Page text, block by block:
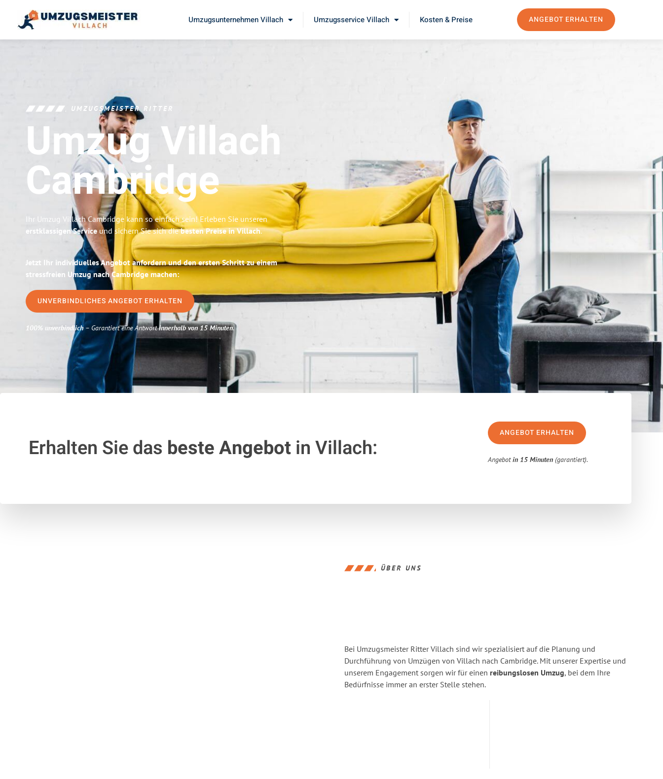
Umzugsunternehmen Villach Umzugsservice Villach Kosten & Preise ANGEBOT ERHALTEN
UMZUGSMEISTER RITTER
Umzug Villach
Cambridge
Ihr Umzug Villach Cambridge kann so einfach sein! Erleben Sie unseren
erstklassigen Service und sichern Sie sich diebesten Preise in Villach.
Jetzt Ihr individuelles Angebot anfordern und den ersten Schritt zu einem
stressfreien Umzug nach Cambridge machen:
UNVERBINDLICHES ANGEBOT ERHALTEN
100% unverbindlich– Garantiert eine Antwortinnerhalb von 15 Minuten.
Erhalten Sie das beste Angebotin Villach:
ANGEBOT ERHALTEN
Angebotin 15 Minuten (garantiert).
ÜBER UNS
Bei Umzugsmeister Ritter Villach sind wir spezialisiert auf die Planung und
Durchführung von Umzügen von Villach nach Cambridge. Mit unserer Expertise und
unserem Engagement sorgen wir für einen reibungslosen Umzug, bei dem Ihre
Bedürfnisse immer an erster Stelle stehen.